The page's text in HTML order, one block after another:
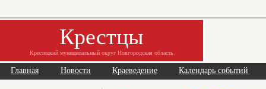
Крестцы
Крестецкий муниципальный округ Новгородская область
Главная Новости Краеведение Календарь событий